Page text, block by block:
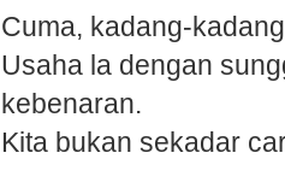
Cuma, kadang-
Usaha la dengan
kebenaran.
Kita bukan sekadar